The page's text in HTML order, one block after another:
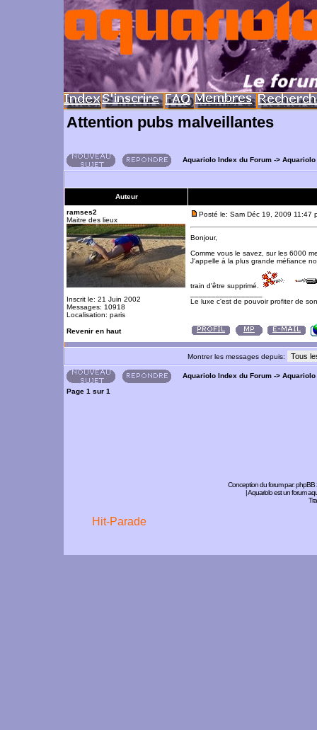
Attention pubs malveillantes
Aquariolo Index du Forum -> Aquariolo
Auteur
ramses2
Maitre des lieux
Inscrit le: 21 Juin 2002
Messages: 10918
Localisation: paris
Posté le: Sam Déc 19, 2009 11:47
Bonjour,
Comme vous le savez, sur les 6000
J'appelle à la plus grande méfiance
train d'être supprimé.
Le luxe c'est de pouvoir profiter de
Revenir en haut
Montrer les messages depuis:
Aquariolo Index du Forum -> Aquariolo
Page 1 sur 1
Conception du forum par:phpBB
| Aquariolo est un forum